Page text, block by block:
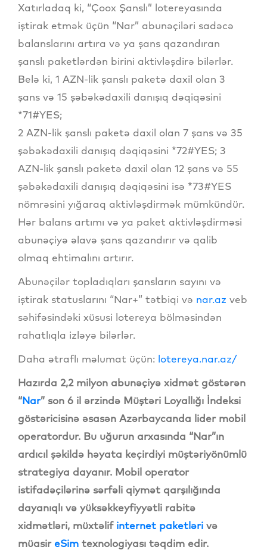
Xatırladaq ki, “Çoox Şanslı” lotereyasında
iştirak etmək üçün “Nar” abunəçiləri sadəcə
balanslarını artıra və ya şans qazandıran
şanslı paketlərdən birini aktivləşdirə bilərlər.
Belə ki, 1 AZN-lik şanslı paketə daxil olan 3
şans və 15 şəbəkədaxili danışıq dəqiqəsini
*71#YES;
2 AZN-lik şanslı paketə daxil olan 7 şans və 35
şəbəkədaxili danışıq dəqiqəsini *72#YES; 3
AZN-lik şanslı paketə daxil olan 12 şans və 55
şəbəkədaxili danışıq dəqiqəsini isə *73#YES
nömrəsini yığaraq aktivləşdirmək mümkündür.
Hər balans artımı və ya paket aktivləşdirməsi
abunəçiyə əlavə şans qazandırır və qalib
olmaq ehtimalını artırır.
Abunəçilər topladıqları şansların sayını və
iştirak statuslarını “Nar+” tətbiqi və nar.az veb
səhifəsindəki xüsusi lotereya bölməsindən
rahatlıqla izləyə bilərlər.
Daha ətraflı məlumat üçün: lotereya.nar.az/
Hazırda 2,2 milyon abunəçiyə xidmət göstərən
“Nar” son 6 il ərzində Müştəri Loyallığı İndeksi
göstəricisinə əsasən Azərbaycanda lider mobil
operatordur. Bu uğurun arxasında “Nar”ın
ardıcıl şəkildə həyata keçirdiyi müştəriyönümlü
strategiya dayanır. Mobil operator
istifadəçilərinə sərfəli qiymət qarşılığında
dayanıqlı və yüksəkkeyfiyyətli rabitə
xidmətləri, müxtəlif internet paketləri və
müasireSim texnologiyası təqdim edir.